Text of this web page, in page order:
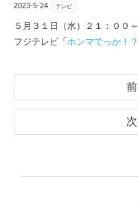
2023-5-24 テレビ
５月３１日（水）２１：００
フジテレビ「 ホンマでっか！